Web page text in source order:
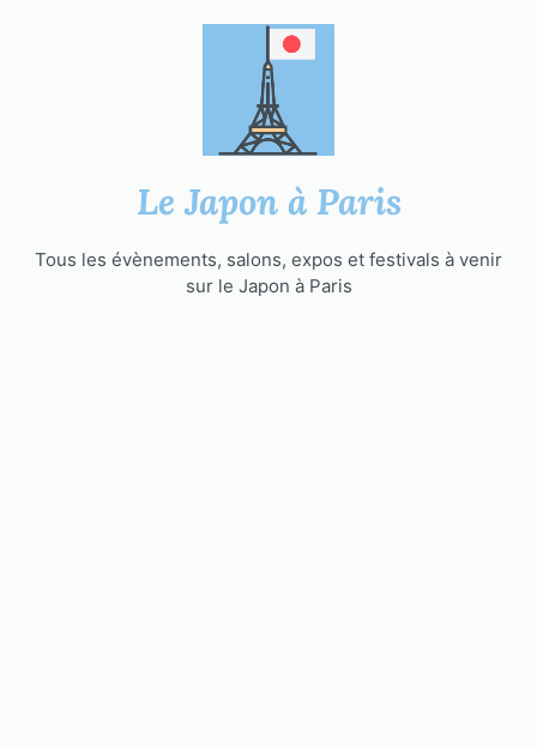
Le Japon à Paris
Tous les évènements, salons, expos et festivals à venir
sur le Japon à Paris